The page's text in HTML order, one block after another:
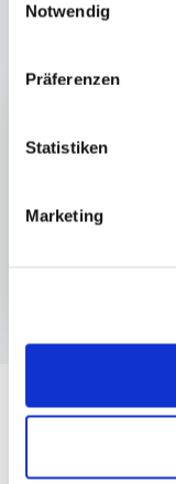
Notwendig
Präferenzen
Statistiken
Marketing